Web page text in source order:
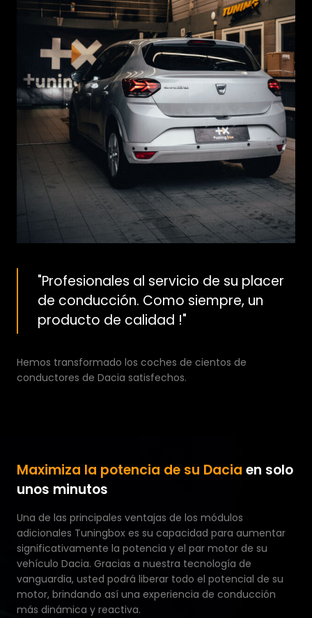
"Profesionales al servicio de su placer
de conducción. Como siempre, un
producto de calidad !"
Hemos transformado los coches de cientos de
conductores de Dacia satisfechos.
Maximiza la potencia de su Dacia en solo
unos minutos
Una de las principales ventajas de los módulos
adicionales Tuningbox es su capacidad para aumentar
significativamente la potencia y el par motor de su
vehículo Dacia. Gracias a nuestra tecnología de
vanguardia, usted podrá liberar todo el potencial de su
motor, brindando así una experiencia de conducción
más dinámica y reactiva.